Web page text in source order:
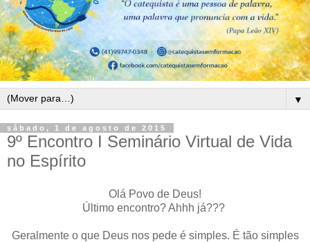
▼
sábado, 1 de agosto de 2015
9º Encontro I Seminário Virtual de Vida
no Espírito
Olá Povo de Deus!
Último encontro? Ahhh já???
Geralmente o que Deus nos pede é simples. É tão simples